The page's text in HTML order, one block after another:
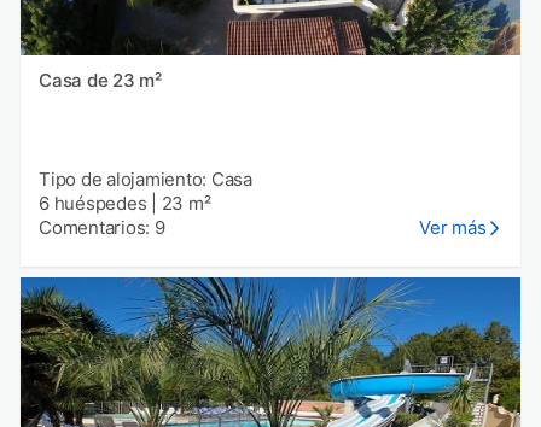
Casa de 23 m²
Tipo de alojamiento: Casa
6 huéspedes
23 m²
Comentarios: 9
Ver más